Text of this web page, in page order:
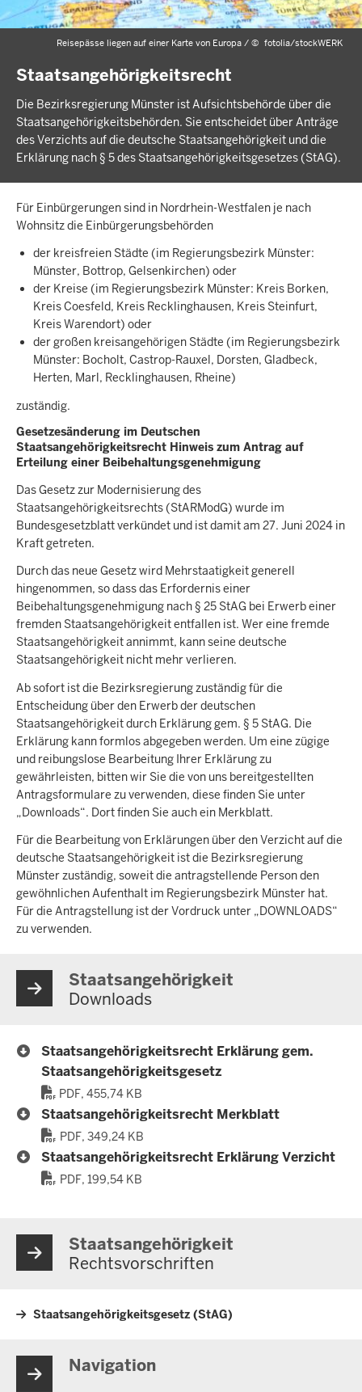
Reisepässe liegen auf einer Karte von Europa /© fotolia/stockWERK
Staatsangehörigkeitsrecht
Die Bezirksregierung Münster ist Aufsichtsbehörde über die
Staatsangehörigkeitsbehörden. Sie entscheidet über Anträge
des Verzichts auf die deutsche Staatsangehörigkeit und die
Erklärung nach § 5 des Staatsangehörigkeitsgesetzes (StAG).
Für Einbürgerungen sind in Nordrhein-Westfalen je nach
Wohnsitz die Einbürgerungsbehörden
der kreisfreien Städte (im Regierungsbezirk Münster:
Münster, Bottrop, Gelsenkirchen) oder
der Kreise (im Regierungsbezirk Münster: Kreis Borken,
Kreis Coesfeld, Kreis Recklinghausen, Kreis Steinfurt,
Kreis Warendort) oder
der großen kreisangehörigen Städte (im Regierungsbezirk
Münster: Bocholt, Castrop-Rauxel, Dorsten, Gladbeck,
Herten, Marl, Recklinghausen, Rheine)
zuständig.
Gesetzesänderung im Deutschen
Staatsangehörigkeitsrecht Hinweis zum Antrag auf
Erteilung einer Beibehaltungsgenehmigung
Das Gesetz zur Modernisierung des
Staatsangehörigkeitsrechts (StARModG) wurde im
Bundesgesetzblatt verkündet und ist damit am 27. Juni 2024 in
Kraft getreten.
Durch das neue Gesetz wird Mehrstaatigkeit generell
hingenommen, so dass das Erfordernis einer
Beibehaltungsgenehmigung nach § 25 StAG bei Erwerb einer
fremden Staatsangehörigkeit entfallen ist. Wer eine fremde
Staatsangehörigkeit annimmt, kann seine deutsche
Staatsangehörigkeit nicht mehr verlieren.
Ab sofort ist die Bezirksregierung zuständig für die
Entscheidung über den Erwerb der deutschen
Staatsangehörigkeit durch Erklärung gem. § 5 StAG. Die
Erklärung kann formlos abgegeben werden. Um eine zügige
und reibungslose Bearbeitung Ihrer Erklärung zu
gewährleisten, bitten wir Sie die von uns bereitgestellten
Antragsformulare zu verwenden, diese finden Sie unter
„Downloads“. Dort finden Sie auch ein Merkblatt.
Für die Bearbeitung von Erklärungen über den Verzicht auf die
deutsche Staatsangehörigkeit ist die Bezirksregierung
Münster zuständig, soweit die antragstellende Person den
gewöhnlichen Aufenthalt im Regierungsbezirk Münster hat.
Für die Antragstellung ist der Vordruck unter „DOWNLOADS“
zu verwenden.
Staatsangehörigkeit
Downloads
Staatsangehörigkeitsrecht Erklärung gem.
Staatsangehörigkeitsgesetz
PDF, 455,74 KB
Staatsangehörigkeitsrecht Merkblatt
PDF, 349,24 KB
Staatsangehörigkeitsrecht Erklärung Verzicht
PDF, 199,54 KB
Staatsangehörigkeit
Rechtsvorschriften
Staatsangehörigkeitsgesetz (StAG)
Navigation